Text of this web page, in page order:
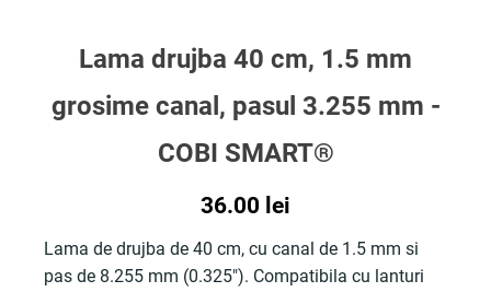
Lama drujba 40 cm, 1.5 mm
grosime canal, pasul 3.255 mm -
COBI SMART®
36.00 lei
Lama de drujba de 40 cm, cu canal de 1.5 mm si
pas de 8.255 mm (0.325"). Compatibila cu lanturi